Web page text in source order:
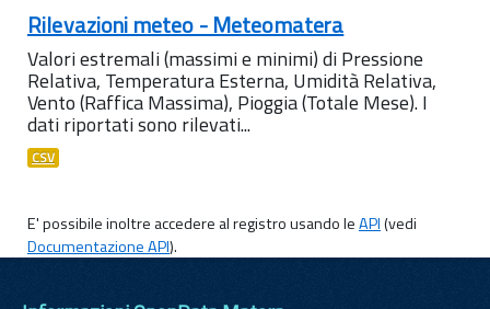
Rilevazioni meteo - Meteomatera
Valori estremali (massimi e minimi) di Pressione
Relativa, Temperatura Esterna, Umidità Relativa,
Vento (Raffica Massima), Pioggia (Totale Mese). I
dati riportati sono rilevati...
CSV
E' possibile inoltre accedere al registro usando leAPI(vedi
Documentazione API).